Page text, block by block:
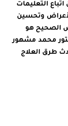
التعليمات
وتحسين
الصحيح هو
محمد مشهور
طرق العلاج